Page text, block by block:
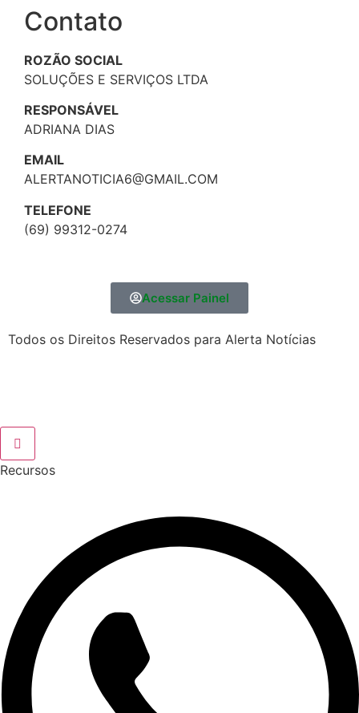
Contato
ROZÃO SOCIAL
SOLUÇÕES E SERVIÇOS LTDA
RESPONSÁVEL
ADRIANA DIAS
EMAIL
ALERTANOTICIA6@GMAIL.COM
TELEFONE
(69) 99312-0274
Acessar Painel
Todos os Direitos Reservados para Alerta Notícias
Recursos